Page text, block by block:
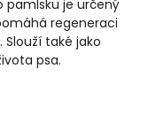
pamlsku je určený
regeneraci
také jako
psa.